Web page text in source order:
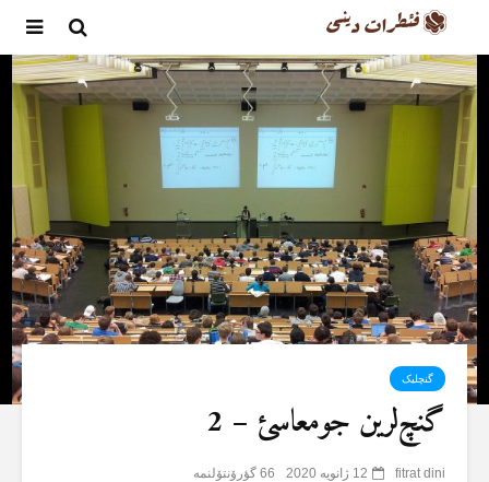
گنچلیک
گنچ‌لرین جومعاسئ – 2
fitrat dini 12 ژانویه 2020 66 گؤرۆنتۆلنمە